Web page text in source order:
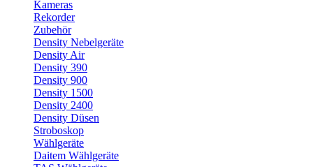
Kameras
Rekorder
Zubehör
Density Nebelgeräte
Density Air
Density 390
Density 900
Density 1500
Density 2400
Density Düsen
Stroboskop
Wählgeräte
Daitem Wählgeräte